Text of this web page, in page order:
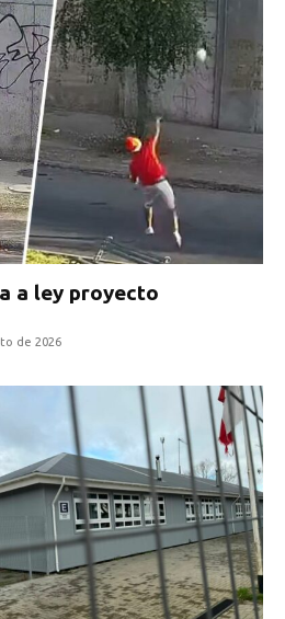
a ley proyecto
de 2026